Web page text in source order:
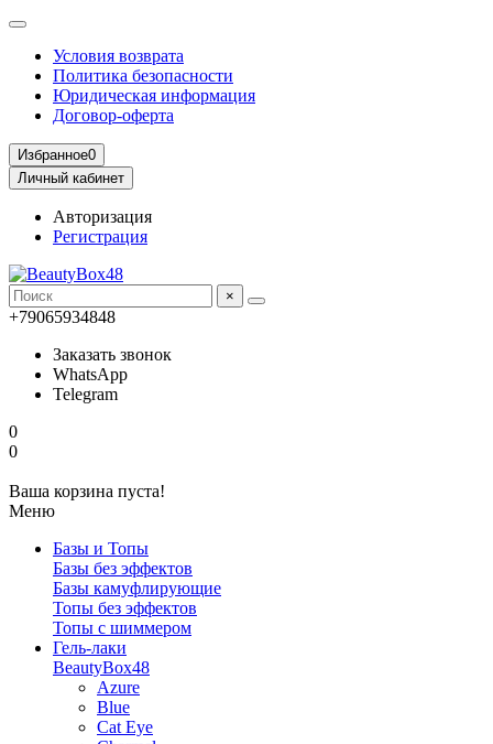
Условия возврата
Политика безопасности
Юридическая информация
Договор-оферта
Избранное0
Личный кабинет
Авторизация
Регистрация
×
+79065934848
Заказать звонок
WhatsApp
Telegram
0
0
Ваша корзина пуста!
Меню
Базы и Топы
Базы без эффектов
Базы камуфлирующие
Топы без эффектов
Топы с шиммером
Гель-лаки
BeautyBox48
Azure
Blue
Cat Eye